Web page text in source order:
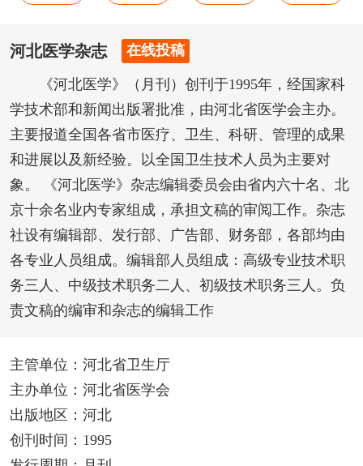
河北医学杂志 在线投稿
《河北医学》（月刊）创刊于1995年，经国家科
学技术部和新闻出版署批准，由河北省医学会主办。
主要报道全国各省市医疗、卫生、科研、管理的成果
和进展以及新经验。以全国卫生技术人员为主要对
象。 《河北医学》杂志编辑委员会由省内六十名、北
京十余名业内专家组成，承担文稿的审阅工作。杂志
社设有编辑部、发行部、广告部、财务部，各部均由
各专业人员组成。编辑部人员组成：高级专业技术职
务三人、中级技术职务二人、初级技术职务三人。负
责文稿的编审和杂志的编辑工作
主管单位：河北省卫生厅
主办单位：河北省医学会
出版地区：河北
创刊时间：1995